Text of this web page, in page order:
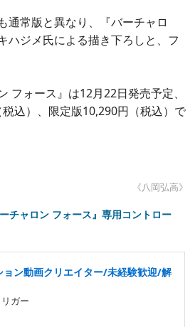
通常版と異なり、『バーチャロ
ハジメ氏による描き下ろしと、フ
フォース』は12月22日発売予定、
込）、限定版10,290円（税込）で
《八岡弘高》
チャロン フォース』専用コントロー
ン動画クリエイター/未経験歓迎/解
ガー